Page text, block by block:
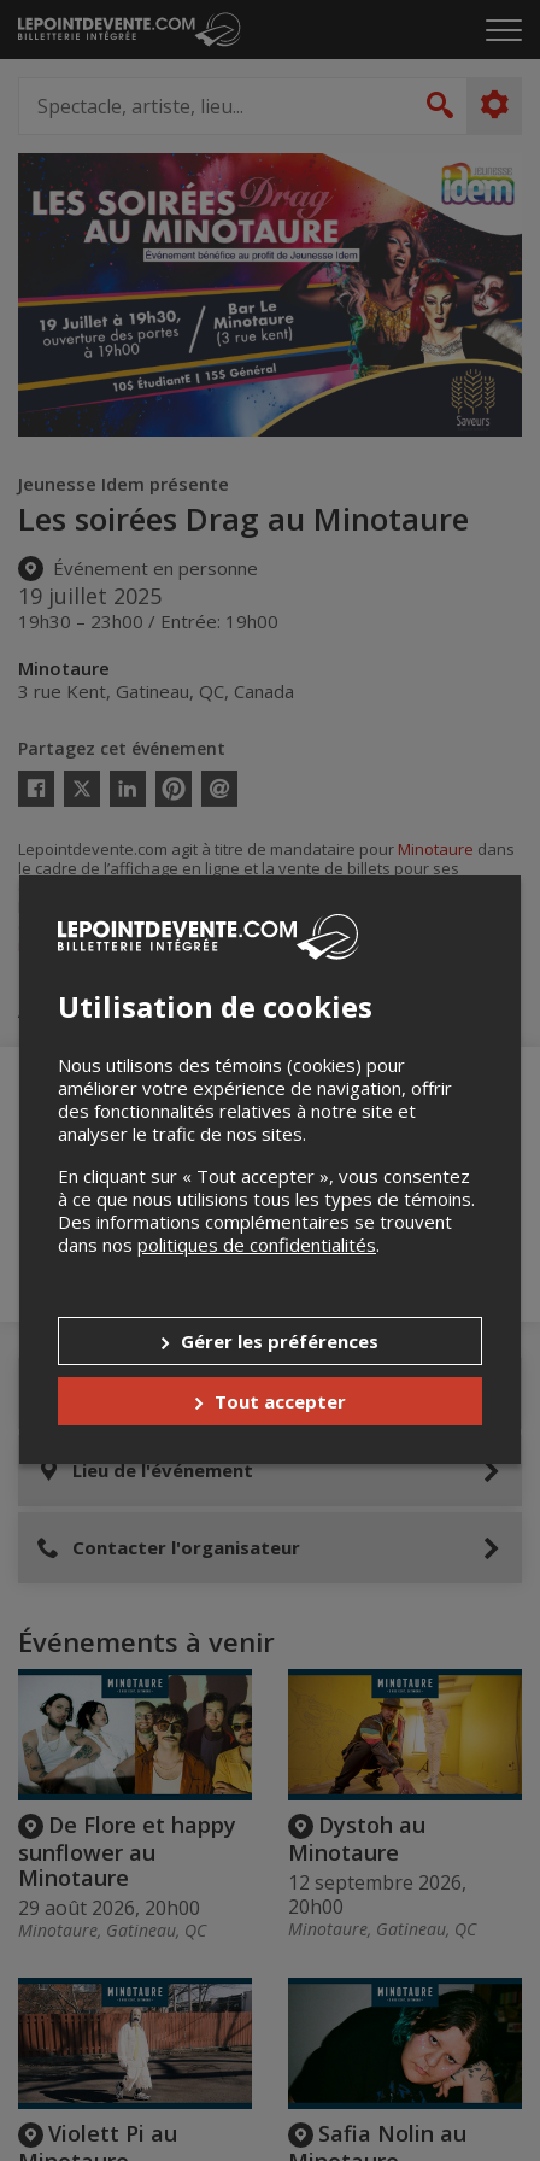
Passer
au
le
artiste,
lieu...
Jeunesse Idem présente
Les soirées Drag au Minotaure
Événement en personne
19 juillet 2025
19h30 – 23h00 / Entrée: 19h00
Minotaure
3 rue Kent, Gatineau, QC, Canada
Partagez cet événement
Twitter
courriel
Lepointdevente.com agit à titre de mandataire pour Minotaure dans
le cadre de l’affichage en ligne et la vente de billets pour ses
contacter l’organisateur de l’événement,Minotaure
info@minotaure.ca.
Achat de billets
Merci de confirmer que vous n'êtes pas un
robot ci-bas.
Détails de l'événement
Lieu de l'événement
Contacter l'organisateur
Événements à venir
De Flore et happy
sunflower au
Minotaure
29 août 2026, 20h00
Minotaure, Gatineau, QC
Dystoh au
Minotaure
12 septembre 2026,
20h00
Minotaure, Gatineau, QC
Violett Pi au
Safia Nolin au
Utilisation de cookies
Nous utilisons des témoins (cookies) pour
améliorer votre expérience de navigation, offrir
des fonctionnalités relatives à notre site et
analyser le trafic de nos sites.
En cliquant sur « Tout accepter », vous consentez
à ce que nous utilisions tous les types de témoins.
Des informations complémentaires se trouvent
dans nos politiques de confidentialités.
Gérer les préférences
Tout accepter